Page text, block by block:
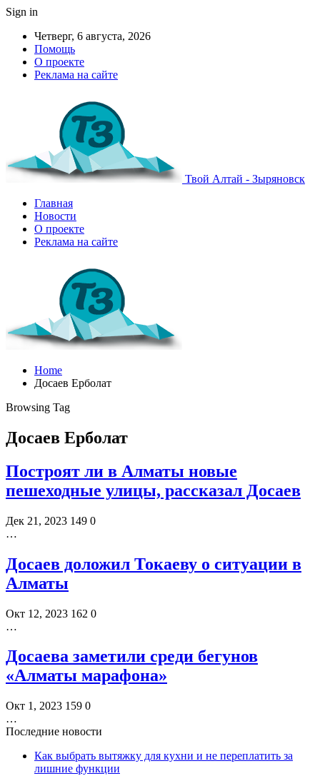
Sign in
Четверг, 6 августа, 2026
Помощь
О проекте
Реклама на сайте
Твой Алтай - Зыряновск
Главная
Новости
О проекте
Реклама на сайте
Home
Досаев Ерболат
Browsing Tag
Досаев Ерболат
Построят ли в Алматы новые
пешеходные улицы, рассказал Досаев
Дек 21, 2023 149 0
…
Досаев доложил Токаеву о ситуации в
Алматы
Окт 12, 2023 162 0
…
Досаева заметили среди бегунов
«Алматы марафона»
Окт 1, 2023 159 0
…
Последние новости
Как выбрать вытяжку для кухни и не переплатить за
лишние функции